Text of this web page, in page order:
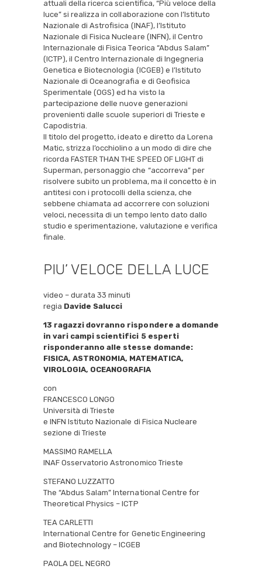
attuali della ricerca scientifica, “Più veloce della
luce” si realizza in collaborazione con l’Istituto
Nazionale di Astrofisica (INAF), l’Istituto
Nazionale di Fisica Nucleare (INFN), il Centro
Internazionale di Fisica Teorica “Abdus Salam”
(ICTP), il Centro Internazionale di Ingegneria
Genetica e Biotecnologia (ICGEB) e l’Istituto
Nazionale di Oceanografia e di Geofisica
Sperimentale (OGS) ed ha visto la
partecipazione delle nuove generazioni
provenienti dalle scuole superiori di Trieste e
Capodistria.
Il titolo del progetto, ideato e diretto da Lorena
Matic, strizza l’occhiolino a un modo di dire che
ricorda FASTER THAN THE SPEED OF LIGHT di
Superman, personaggio che “accorreva” per
risolvere subito un problema, ma il concetto è in
antitesi con i protocolli della scienza, che
sebbene chiamata ad accorrere con soluzioni
veloci, necessita di un tempo lento dato dallo
studio e sperimentazione, valutazione e verifica
finale.
PIU’ VELOCE DELLA LUCE
video – durata 33 minuti
regia Davide Salucci
13 ragazzi dovranno rispondere a domande
in vari campi scientifici 5 esperti
risponderanno alle stesse domande:
FISICA, ASTRONOMIA, MATEMATICA,
VIROLOGIA, OCEANOGRAFIA
con
FRANCESCO LONGO
Università di Trieste
e INFN Istituto Nazionale di Fisica Nucleare
sezione di Trieste
MASSIMO RAMELLA
INAF Osservatorio Astronomico Trieste
STEFANO LUZZATTO
The “Abdus Salam” International Centre for
Theoretical Physics – ICTP
TEA CARLETTI
International Centre for Genetic Engineering
and Biotechnology – ICGEB
PAOLA DEL NEGRO